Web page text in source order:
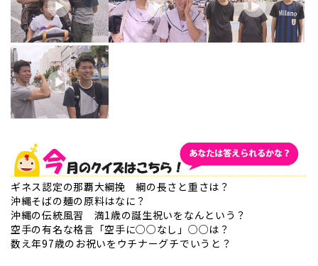
ギネス認定の那覇大綱挽 綱の長さと重さは？
沖縄そばの麺の原料はなに？
沖縄の伝統風習 満1歳の誕生祝いをなんという？
空手の有名な格言「空手に○○なし」○○は？
数え年97歳のお祝いをウチナーグチでいうと？